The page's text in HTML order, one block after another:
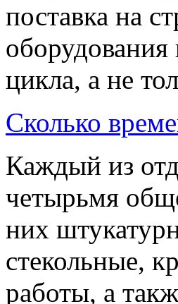
поставка на
оборудования
цикла, а не
Сколько
Каждый из
четырьмя
них
стекольные,
работы, а